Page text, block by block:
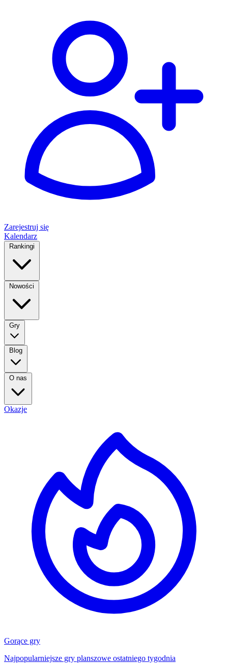
Zarejestruj się
Kalendarz
Rankingi
Nowości
Gry
Blog
O nas
Okazje
Gorące gry
Najpopularniejsze gry planszowe ostatniego tygodnia